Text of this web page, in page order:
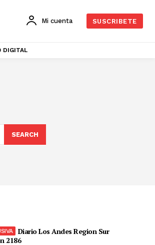
Mi cuenta SUSCRIBETE
DIGITAL
SEARCH
Diario Los Andes Region Sur
2186